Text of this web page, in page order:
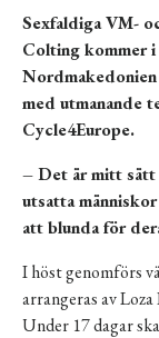
Sexfaldiga VM-
Colting kommer
med utmanande
Cycle4Europe.
– Det är mitt sätt
utsatta
att blunda för
I höst genomförs
arrangeras av
Under 17 dagar